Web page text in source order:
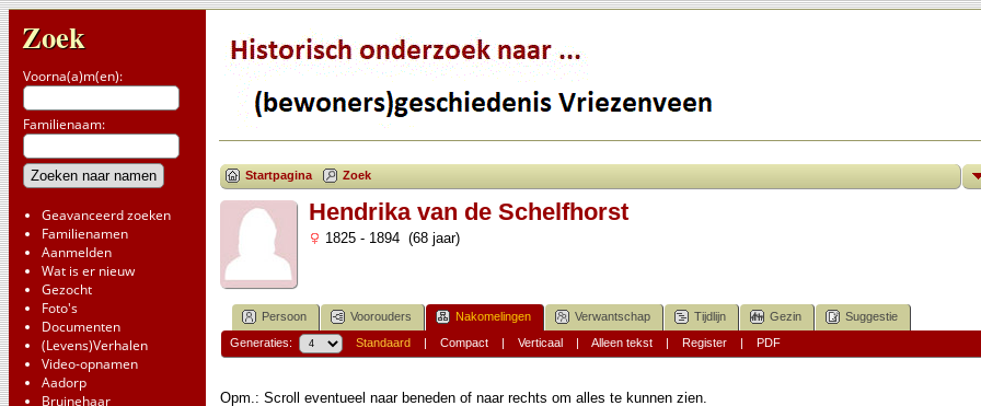
Zoek
Voorna(a)m(en):
Familienaam:
Geavanceerd zoeken
Familienamen
Aanmelden
Wat is er nieuw
Gezocht
Foto's
Documenten
(Levens)Verhalen
Video-opnamen
Aadorp
Bruinehaar
Startpagina Zoek
Hendrika van de Schelfhorst
1825 - 1894 (68 jaar)
Persoon Voorouders Nakomelingen Verwantschap Tijdlijn Gezin Suggestie
Generaties: Standaard| Compact| Verticaal| Alleen tekst| Register| PDF
Opm.: Scroll eventueel naar beneden of naar rechts om alles te kunnen zien.